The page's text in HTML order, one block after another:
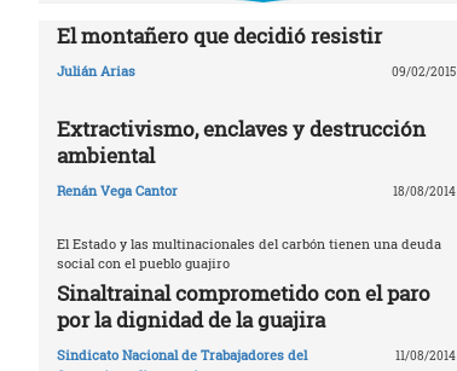
El montañero que decidió resistir
Julián Arias 09/02/2015
Extractivismo, enclaves y destrucción
ambiental
Renán Vega Cantor 18/08/2014
El Estado y las multinacionales del carbón tienen una deuda
social con el pueblo guajiro
Sinaltrainal comprometido con el paro
por la dignidad de la guajira
Sindicato Nacional de Trabajadores del
11/08/2014